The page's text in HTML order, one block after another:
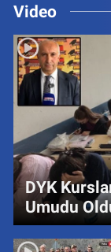
Video
DYK
Umudu